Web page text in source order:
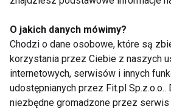
O jakich danych mówimy?
Chodzi o dane osobowe, które są
korzystania przez Ciebie z naszych
internetowych, serwisów i innych
udostępnianych przez Fit.pl Sp.z.o.o..
niezbędne gromadzone przez